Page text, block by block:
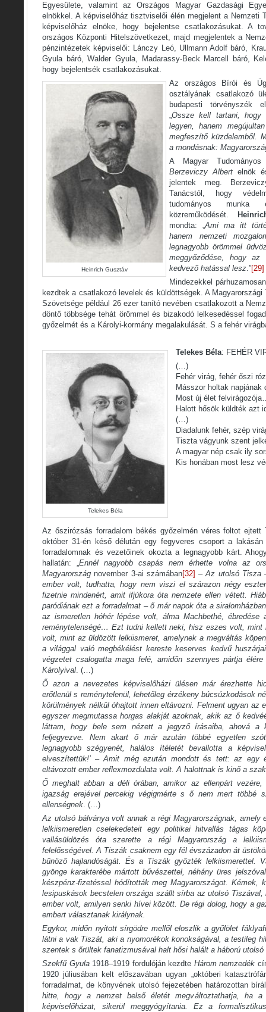
Egyesülete, valamint az Országos Magyar Gazdasági
elnökkel. A képviselőház tisztviselői élén megjelent a Nemzeti
képviselőház elnöke, hogy bejelentse csatlakozásukat. A
országos Központi Hitelszövetkezet, majd megjelentek a
pénzintézetek képviselői: Lánczy Leó, Ullmann Adolf báró,
Gyula báró, Walder Gyula, Madarassy-Beck Marcell báró,
hogy bejelentsék csatlakozásukat.
Heinrich Gusztáv
Az országos Bírói és
osztályának csatlakozó
budapesti törvényszék
„Össze kell tartani,
legyen, hanem
megfeszítő küzdelemből.
a mondásnak:
A Magyar Tudományos
Berzeviczy Albert elnök
jelentek meg.
Tanácstól, hogy
tudományos munka
közreműködését.
mondta: „Ami ma itt
hanem nemzeti
legnagyobb örömmel
meggyőződése, hogy
kedvező hatással lesz.”[29]
Mindezekkel
kezdtek a csatlakozó levelek és küldöttségek. A
Szövetsége például 26 ezer tanító nevében csatlakozott a
döntő többsége tehát örömmel és bizakodó lelkesedéssel
győzelmét és a Károlyi-kormány megalakulását. S a fehér
Telekes Béla
Telekes Béla: FEHÉR
(…)
Fehér virág, fehér őszi
Másszor holtak napjának
Most új élet
Halott hősök küldték azt
(…)
Diadalunk fehér, szép
Tiszta vágyunk szent
A magyar nép csak ily
Kis honában most lesz
Az őszirózsás forradalom békés győzelmén véres foltot
október 31-én késő délután egy fegyveres csoport a
forradalomnak és vezetőinek okozta a legnagyobb kárt.
hallatán: „Ennél nagyobb csapás nem érhette volna az
Magyarország november 3-ai számában[32] –Az utolsó Tisza
ember volt, tudhatta, hogy nem viszi el szárazon négy
fizetnie mindenért, amit ifjúkora óta nemzete ellen vétett.
paródiának ezt a forradalmat – ő már napok óta a
az ismeretlen hóhér lépése volt, álma Machbethé, ébredése
reménytelenségé… Ezt tudni kellett neki, hisz eszes volt, mint
volt, mint az üldözött lelkiismeret, amelynek a megváltás
a világgal való megbékélést kereste keserves kedvű
végzetet csalogatta maga felé, amidőn szennyes pártja
Károlyival. (…)
Ő azon a nevezetes képviselőházi ülésen már érezhette
erőtlenül s reménytelenül, lehetőleg érzékeny búcsúzkodások
körülmények nélkül óhajtott innen eltávozni. Felment ugyan az
egyszer megmutassa horgas alakját azoknak, akik az ő
láttam, hogy bele sem nézett a jegyző írásaiba, ahová a
feljegyezve. Nem akart ő már azután többé egyetlen
legnagyobb szégyenét, halálos ítéletét bevallotta a
elveszítettük!’ – Amit még ezután mondott és tett: az egy
eltávozott ember reflexmozdulata volt. A halottnak is kinő a
Ő meghalt abban a déli órában, amikor az ellenpárt
igazság erejével percekig végigmérte s ő nem mert többé
ellenségnek. (…)
Az utolsó bálványa volt annak a régi Magyarországnak, amely
lelkiismeretlen cselekedeteit egy politikai hitvallás tágas
vallásüldözés óta szerette a régi Magyarország a
felelősségével. A Tiszák csaknem egy fél évszázadon át
bűnöző hajlandóságát. És a Tiszák győzték lelkiismerettel.
gyönge karakterébe mártott bűvészettel, néhány üres
készpénz-fizetéssel hódították meg Magyarországot. Kémek,
lesipuskások becstelen országa szállt sírba az utolsó
ember volt, amilyen senki hívei között. De régi dolog, hogy a
embert választanak királynak.
Egykor, midőn nyitott sírgödre mellől eloszlik a gyűlölet
látni a vak Tiszát, aki a nyomorékok konokságával, a testileg
szentek s őrültek fanatizmusával halt hősi halált a háború utolsó
Szekfű Gyula1918–1919 fordulóján kezdte Három nemzedék
1920 júliusában kelt előszavában ugyan „októberi
forradalmat, de könyvének utolsó fejezetében határozottan
hitte, hogy a nemzet belső életét megváltoztathatja, ha
képviselőházat, sikerül meggyógyítania. Ez a